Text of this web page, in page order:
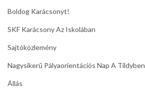
Boldog Karácsonyt!
SKF Karácsony Az Iskolában
Sajtóközlemény
Nagysikerű Pályaorientációs Nap A Tildyben
Állás